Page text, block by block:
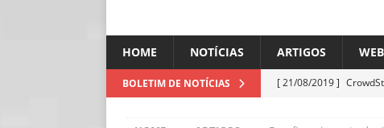
HOME NOTÍCIAS ARTIGOS
BOLETIM DE NOTÍCIAS [ 21/08/2019 ]